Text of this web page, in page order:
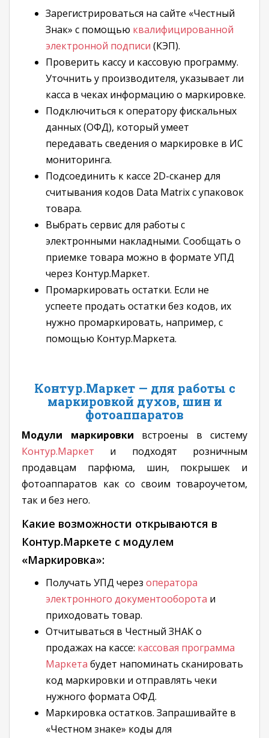
Зарегистрироваться на сайте «Честный
Знак» с помощью квалифицированной
электронной подписи (КЭП).
Проверить кассу и кассовую программу.
Уточнить у производителя, указывает ли
касса в чеках информацию о маркировке.
Подключиться к оператору фискальных
данных (ОФД), который умеет
передавать сведения о маркировке в ИС
мониторинга.
Подсоединить к кассе 2D-сканер для
считывания кодов Data Matrix с упаковок
товара.
Выбрать сервис для работы с
электронными накладными. Сообщать о
приемке товара можно в формате УПД
через Контур.Маркет.
Промаркировать остатки. Если не
успеете продать остатки без кодов, их
нужно промаркировать, например, с
помощью Контур.Маркета.
Контур.Маркет — для работы с
маркировкой духов, шин и
фотоаппаратов
Модули маркировки встроены в систему
Контур.Маркет и подходят розничным
продавцам парфюма, шин, покрышек и
фотоаппаратов как со своим товароучетом,
так и без него.
Какие возможности открываются в
Контур.Маркете с модулем
«Маркировка»:
Получать УПД через оператора
электронного документооборота и
приходовать товар.
Отчитываться в Честный ЗНАК о
продажах на кассе: кассовая программа
Маркета будет напоминать сканировать
код маркировки и отправлять чеки
нужного формата ОФД.
Маркировка остатков. Запрашивайте в
«Честном знаке» коды для